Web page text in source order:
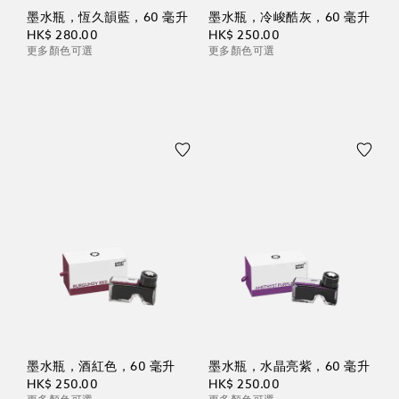
墨水瓶，恆久韻藍，60 毫升
HK$ 280.00
更多顏色可選
墨水瓶，冷峻酷灰，60 毫升
HK$ 250.00
更多顏色可選
墨水瓶，酒紅色，60 毫升
HK$ 250.00
墨水瓶，水晶亮紫，60 毫升
HK$ 250.00